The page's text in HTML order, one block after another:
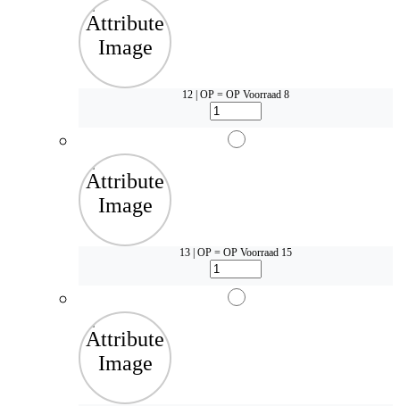
12 | OP = OP Voorraad 8
13 | OP = OP Voorraad 15